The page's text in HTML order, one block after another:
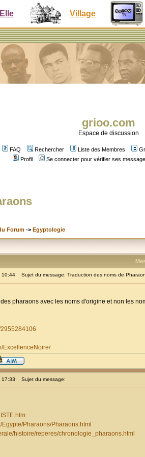
Village
grioo.com
Espace de discussion
FAQ Rechercher Liste des Membres
Profil
Se connecter pour vérifier ses
Forum -> Egyptologie
10:44 Sujet du message: Traduction des noms de
pharaons avec les noms d'origine et non les
ExcellenceNoire/
17:33 Sujet du message:
Pharaons/Pharaons.html
histoire/reperes/chronologie_pharaons.html